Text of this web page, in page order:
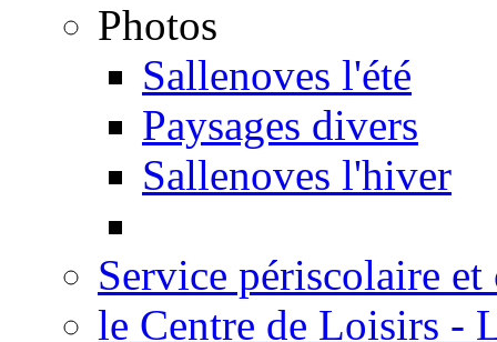
Photos
Sallenoves l'été
Paysages divers
Sallenoves l'hiver
Service périscolaire et
le Centre de Loisirs -